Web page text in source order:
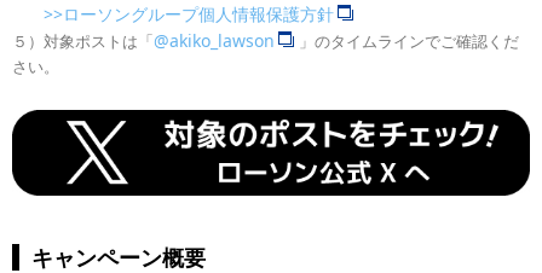
>>ローソングループ個人情報保護方針
５）対象ポストは「@akiko_lawson
」のタイムラインでご確認くだ
さい。
キャンペーン概要